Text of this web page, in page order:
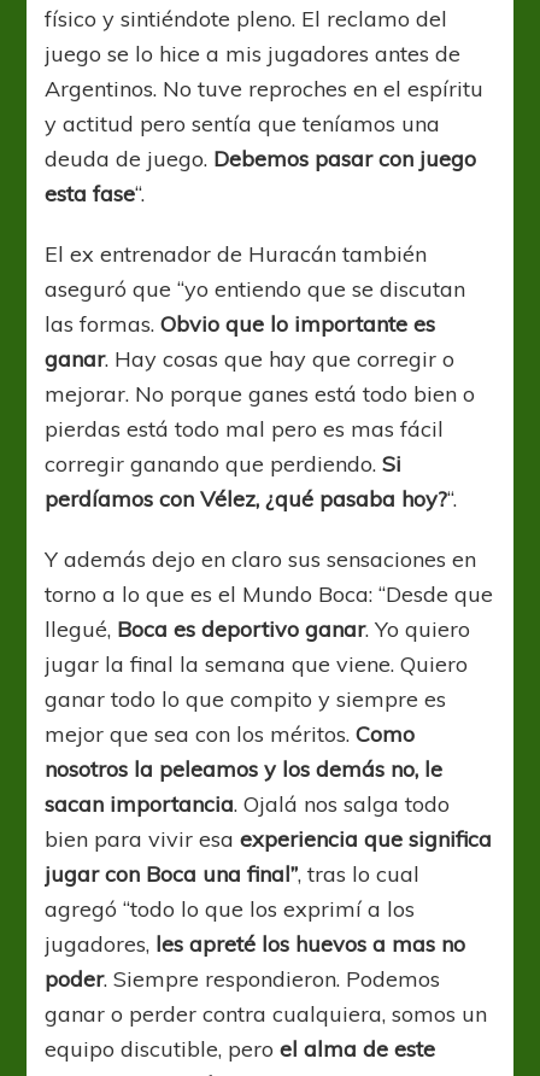
físico y sintiéndote pleno. El reclamo del
juego se lo hice a mis jugadores antes de
Argentinos. No tuve reproches en el espíritu
y actitud pero sentía que teníamos una
deuda de juego. Debemos pasar con juego
esta fase“.
El ex entrenador de Huracán también
aseguró que “yo entiendo que se discutan
las formas.Obvio que lo importante es
ganar. Hay cosas que hay que corregir o
mejorar. No porque ganes está todo bien o
pierdas está todo mal pero es mas fácil
corregir ganando que perdiendo.Si
perdíamos con Vélez, ¿qué pasaba hoy?“.
Y además dejo en claro sus sensaciones en
torno a lo que es el Mundo Boca: “Desde que
llegué, Boca es deportivo ganar. Yo quiero
jugar la final la semana que viene. Quiero
ganar todo lo que compito y siempre es
mejor que sea con los méritos.Como
nosotros la peleamos y los demás no, le
sacan importancia. Ojalá nos salga todo
bien para vivir esaexperiencia que significa
jugar con Boca una final”, tras lo cual
agregó “todo lo que los exprimí a los
jugadores, les apreté los huevos a mas no
poder. Siempre respondieron. Podemos
ganar o perder contra cualquiera, somos un
equipo discutible, pero el alma de este